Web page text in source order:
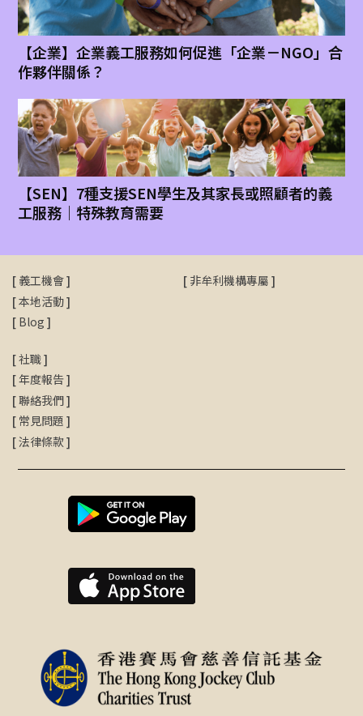
【企業】企業義工服務如何促進「企業－NGO」合
作夥伴關係？
【SEN】7種支援SEN學生及其家長或照顧者的義
工服務｜特殊教育需要
[義工機會]
[本地活動]
[Blog ]
[ 非牟利機構專屬]
[社職]
[年度報告]
[聯絡我們]
[常見問題 ]
[法律條款 ]